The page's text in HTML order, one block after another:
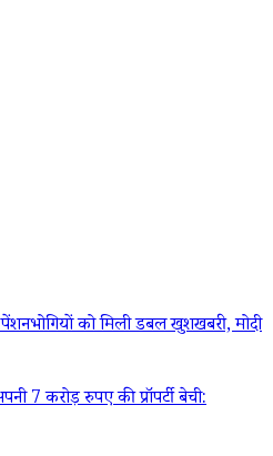
को मिली डबल खुशखबरी, मोदी
करोड़ रुपए की प्रॉपर्टी बेची: